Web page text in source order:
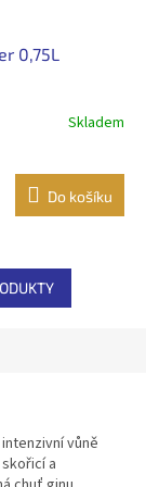
0,75L
Skladem
Do košíku
vůně
a